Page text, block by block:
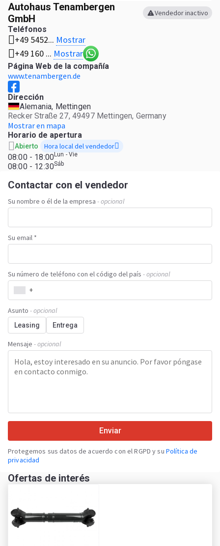
Autohaus Tenambergen
GmbH
Vendedor inactivo
Teléfonos
+49 5452... Mostrar
+49 160 ... Mostrar
Página Web de la compañía
www.tenambergen.de
Dirección
Alemania, Mettingen
Recker Straße 27, 49497 Mettingen, Germany
Mostrar en mapa
Horario de apertura
Abierto Hora local del vendedor
08:00 - 18:00Lun - Vie
08:00 - 12:30Sáb
Contactar con el vendedor
Su nombre o él de la empresa - opcional
Su email *
Su número de teléfono con el código del país - opcional
+
Asunto - opcional
Leasing Entrega
Mensaje - opcional
Enviar
Protegemos sus datos de acuerdo con el RGPD y su Política de
privacidad
Ofertas de interés